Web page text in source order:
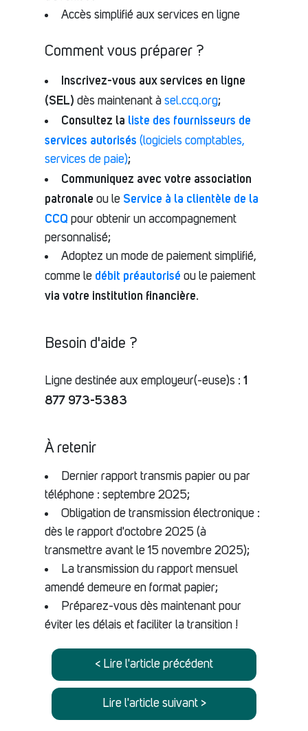
Accès simplifié aux services en ligne
Comment vous préparer ?
Inscrivez-vous aux services en ligne
(SEL) dès maintenant à sel.ccq.org;
Consultez la liste des fournisseurs de
services autorisés (logiciels comptables,
services de paie);
Communiquez avec votre association
patronale ou le Service à la clientèle de la
CCQ pour obtenir un accompagnement
personnalisé;
Adoptez un mode de paiement simplifié,
comme le débit préautorisé ou le paiement
via votre institution financière.
Besoin d'aide ?
Ligne destinée aux employeur(-euse)s : 1
877 973-5383
À retenir
Dernier rapport transmis papier ou par
téléphone : septembre 2025;
Obligation de transmission électronique :
dès le rapport d'octobre 2025 (à
transmettre avant le 15 novembre 2025);
La transmission du rapport mensuel
amendé demeure en format papier;
Préparez-vous dès maintenant pour
éviter les délais et faciliter la transition !
< Lire l'article précédent
Lire l'article suivant >